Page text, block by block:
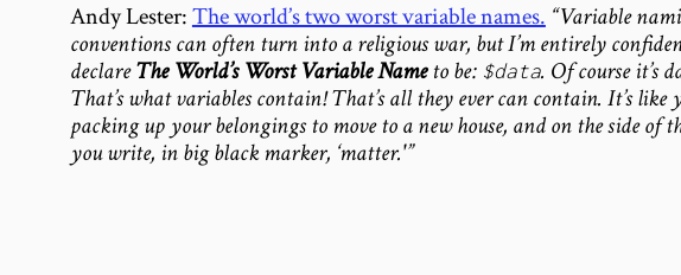
Andy Lester:The world’s two worst variable names. “Variable
conventions can often turn into a religious war, but I’m entirely
declareThe World’s Worst Variable Nameto be: $data. Of course it’s
That’s what variables contain! That’s all they ever can contain. It’s like
packing up your belongings to move to a new house, and on the side of
you write, in big black marker, ‘matter.'”